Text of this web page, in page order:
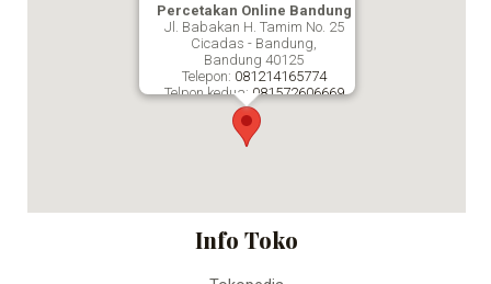
Percetakan Online Bandung
Jl. Babakan H. Tamim No. 25
Cicadas - Bandung,
Bandung 40125
Telepon: 081214165774
Telpon kedua: 081572606669
Percetakan Online Bandung
Info Toko